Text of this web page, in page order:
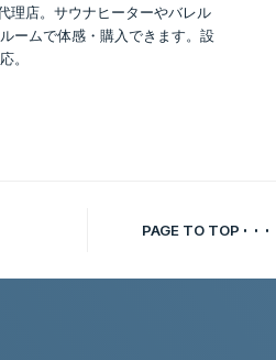
スポーツウェアの機能性を取り入れた
ユニフォーム。着心地・動きやすさ・
PAGE TO TOP